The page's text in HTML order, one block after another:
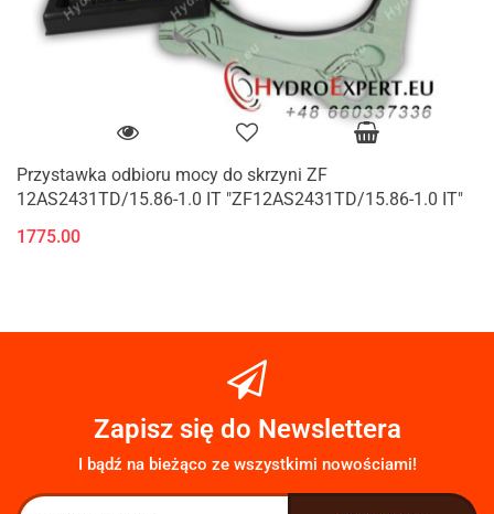
Przystawka odbioru mocy do skrzyni ZF
12AS2431TD/15.86-1.0 IT "ZF12AS2431TD/15.86-1.0 IT"
1775.00
Zapisz się do Newslettera
I bądź na bieżąco ze wszystkimi nowościami!